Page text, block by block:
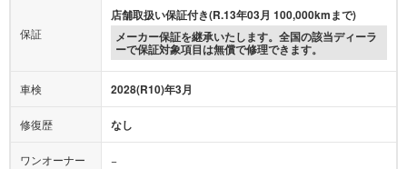
保証
店舗取扱い保証付き(R.13年03月 100,000kmまで)
メーカー保証を継承いたします。全国の該当ディーラ
ーで保証対象項目は無償で修理できます。
車検 2028(R10)年3月
修復歴 なし
ワンオーナー −